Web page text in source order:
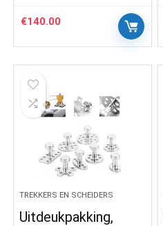
€140.00
TREKKERS EN SCHEIDERS
Uitdeukpakking,